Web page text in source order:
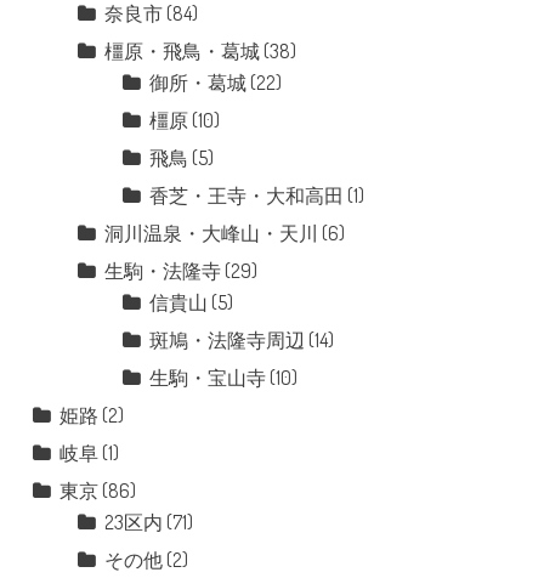
奈良市(84)
橿原・飛鳥・葛城(38)
御所・葛城(22)
橿原(10)
飛鳥 (5)
香芝・王寺・大和高田 (1)
洞川温泉・大峰山・天川 (6)
生駒・法隆寺(29)
信貴山 (5)
斑鳩・法隆寺周辺 (14)
生駒・宝山寺(10)
姫路 (2)
岐阜(1)
東京(86)
23区内 (71)
その他(2)